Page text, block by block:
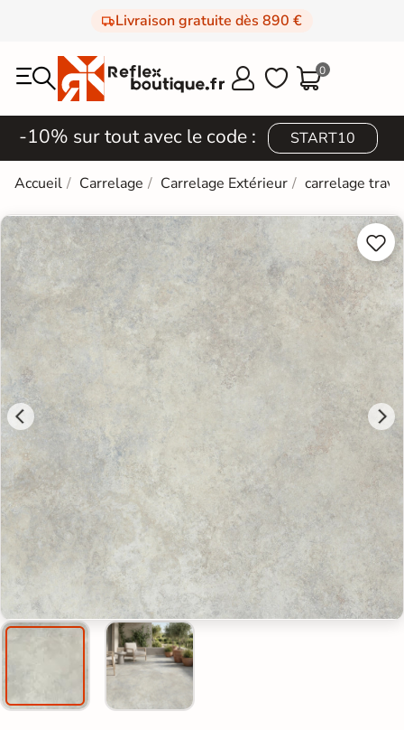
Livraison gratuite dès 890 €
  0
-10% sur tout avec le code : START10
Accueil Carrelage Carrelage Extérieur carrelage

